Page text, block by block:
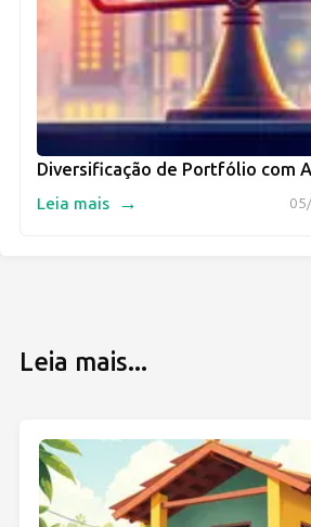
Diversificação de Portfólio com
Leia mais →
Leia mais...